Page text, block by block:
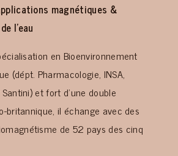
magnétiques &
l’eau
en Bioenvironnement
(dépt. Pharmacologie, INSA,
et fort d’une double
britannique, il échange avec des
de 52 pays des cinq